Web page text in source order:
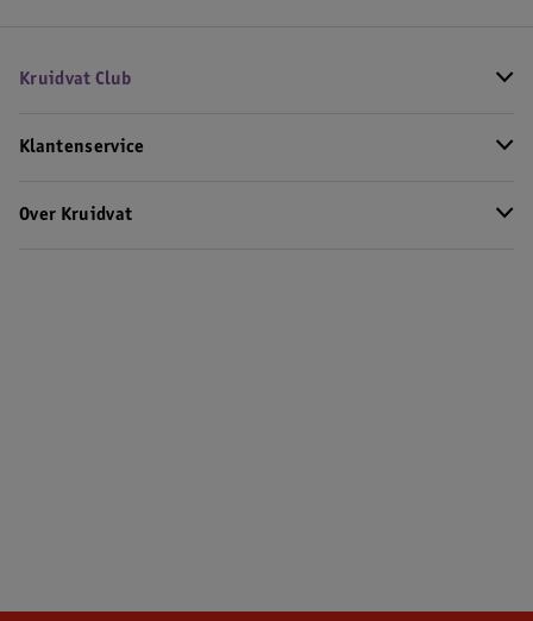
Kruidvat Club
Klantenservice
Over Kruidvat